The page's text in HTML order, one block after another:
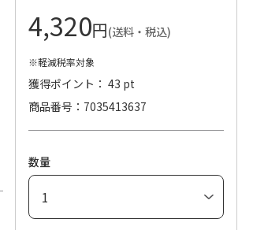
4,320円(送料・税込)
※軽減税率対象
獲得ポイント： 43 pt
商品番号
7035413637
数量